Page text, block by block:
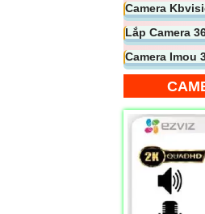
Camera
Lắp Camera
Camera Imou